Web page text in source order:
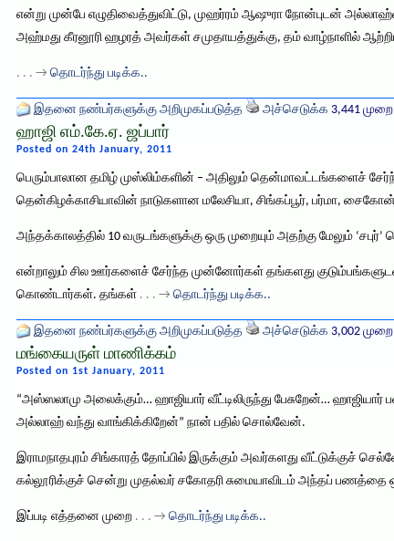
என்று முன்பே எழுதிவைத்துவிட்டு, முஹர்ரம் ஆஷுரா நோன்புடன்
அஹ்மது கீரனூரி ஹழரத் அவர்கள் சமுதாயத்துக்கு, தம் வாழ்நாளில்
. . . → தொடர்ந்து படிக்க..
இதனை நண்பர்களுக்கு அறிமுகப்படுத்த அச்செடுக்க 3,441
ஹாஜி எம்.கே.ஏ. ஜப்பார்
Posted on 24th January, 2011
பெரும்பாலான தமிழ் முஸ்லிம்களின் – அதிலும் தென்மாவட்டங்களைச்
தென்கிழக்காசியாவின் நாடுகளான மலேசியா, சிங்கப்பூர், பர்மா,
அந்தக்காலத்தில் 10 வருடங்களுக்கு ஒரு முறையும் அதற்கு மேலும்
என்றாலும் சில ஊர்களைச் சேர்ந்த முன்னோர்கள் தங்களது
கொண்டார்கள். தங்கள் . . . → தொடர்ந்து படிக்க..
இதனை நண்பர்களுக்கு அறிமுகப்படுத்த அச்செடுக்க 3,002
மங்கையருள் மாணிக்கம்
Posted on 1st January, 2011
“அஸ்ஸலாமு அலைக்கும்… ஹாஜியார் வீட்டிலிருந்து பேசுறேன்…
அல்லாஹ் வந்து வாங்கிக்கிறேன்” நான் பதில் சொல்வேன்.
இராமநாதபுரம் சிங்காரத் தோப்பில் இருக்கும் அவர்களது வீட்டுக்குச்
கல்லூரிக்குச் சென்று முதல்வர் சகோதரி சுமையாவிடம் அந்தப் பணத்தை
இப்படி எத்தனை முறை . . . → தொடர்ந்து படிக்க..